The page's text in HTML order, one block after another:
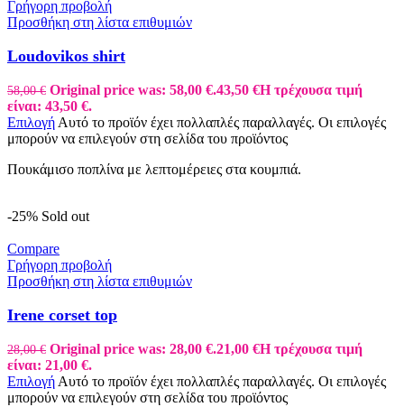
Γρήγορη προβολή
Προσθήκη στη λίστα επιθυμιών
Loudovikos shirt
58,00€ Original price was: 58,00 €.43,50 €Η τρέχουσα τιμή
είναι: 43,50 €.
Επιλογή Αυτό το προϊόν έχει πολλαπλές παραλλαγές. Οι επιλογές
μπορούν να επιλεγούν στη σελίδα του προϊόντος
Πουκάμισο ποπλίνα με λεπτομέρειες στα κουμπιά.
-25% Sold out
Compare
Γρήγορη προβολή
Προσθήκη στη λίστα επιθυμιών
Irene corset top
28,00€ Original price was: 28,00 €.21,00 €Η τρέχουσα τιμή
είναι: 21,00 €.
Επιλογή Αυτό το προϊόν έχει πολλαπλές παραλλαγές. Οι επιλογές
μπορούν να επιλεγούν στη σελίδα του προϊόντος